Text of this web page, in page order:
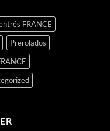
FRANCE
Prerolados